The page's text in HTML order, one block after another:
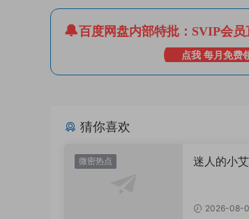
百度网盘内部特批：SVIP会员
点我 每月免费
猜你喜欢
微密热点
迷人的小
2026-08-